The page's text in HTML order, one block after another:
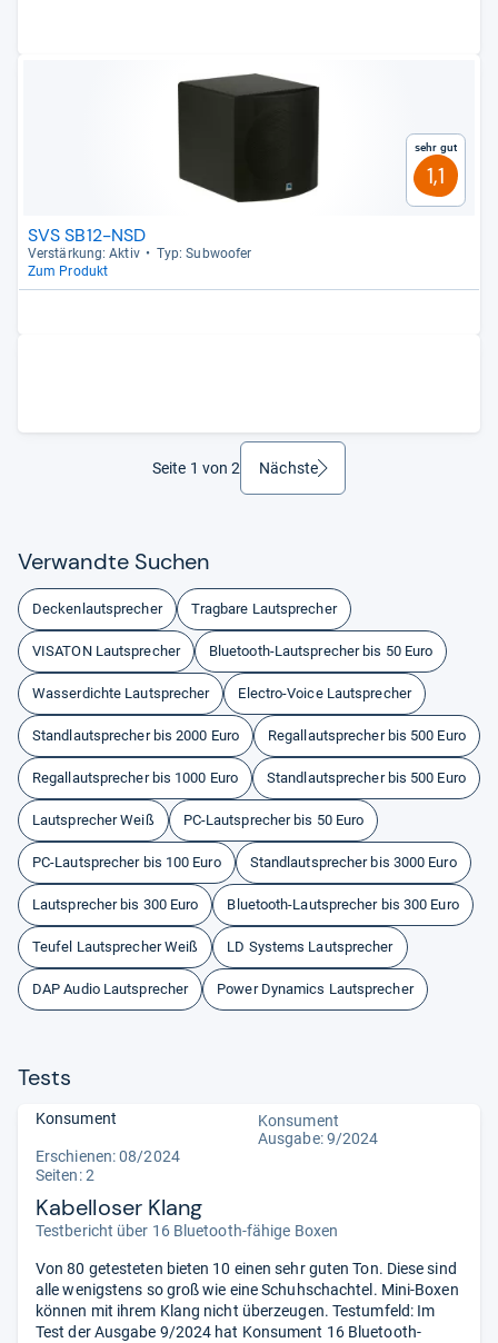
Sehr gut
1,1
SVS SB12-NSD
Ver­stär­kung: Aktiv
Typ: Sub­woofer
Zum Produkt
Seite 1 von 2 Nächsteweiter
Ver­wandte Suchen
Deckenlautsprecher Tragbare Lautsprecher
VISATON Lautsprecher Bluetooth-Lautsprecher bis 50 Euro
Wasserdichte Lautsprecher Electro-Voice Lautsprecher
Standlautsprecher bis 2000 Euro Regallautsprecher bis 500 Euro
Regallautsprecher bis 1000 Euro Standlautsprecher bis 500 Euro
Lautsprecher Weiß PC-Lautsprecher bis 50 Euro
PC-Lautsprecher bis 100 Euro Standlautsprecher bis 3000 Euro
Lautsprecher bis 300 Euro Bluetooth-Lautsprecher bis 300 Euro
Teufel Lautsprecher Weiß LD Systems Lautsprecher
DAP Audio Lautsprecher Power Dynamics Lautsprecher
Tests
Konsument
Konsument
Ausgabe: 9/2024
Erschienen: 08/2024
Seiten: 2
Kabelloser Klang
Testbericht über 16 Bluetooth-fähige Boxen
Von 80 getesteten bieten 10 einen sehr guten Ton. Diese sind
alle wenigstens so groß wie eine Schuhschachtel. Mini-Boxen
können mit ihrem Klang nicht überzeugen. Testumfeld: Im
Test der Ausgabe 9/2024 hat Konsument 16 Bluetooth-